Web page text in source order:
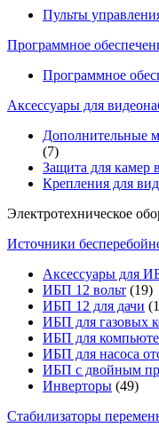
Пульты
Программное
Программное
Аксессуары для
Дополнительные
(7)
Защита для камер
Крепления для
Электротехническое
Источники
Аксессуары для
ИБП 12 вольт (19)
ИБП 12 для дачи
ИБП для газовых
ИБП для
ИБП для насоса
ИБП с двойным
Инверторы (49)
Стабилизаторы